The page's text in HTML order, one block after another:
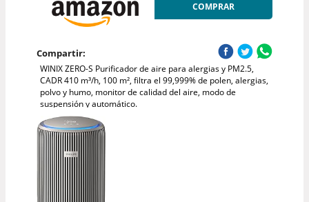
COMPRAR
Compartir:
WINIX ZERO-S Purificador de aire para alergias y PM2.5,
CADR 410 m³/h, 100 m², filtra el 99,999% de polen, alergias,
polvo y humo, monitor de calidad del aire, modo de
suspensión y automático.